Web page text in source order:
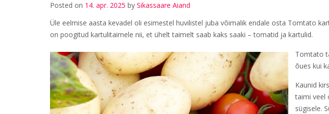
Posted on 14. apr. 2025 by Sikassaare Aiand
Üle eelmise aasta kevadel oli esimestel huvilistel juba võimalik endale osta Tomtato
on poogitud kartulitaimele nii, et ühelt taimelt saab kaks saaki – tomatid ja kartulid.
Tomtato
õues kui
Kaunid
taimi veel
sügisele.